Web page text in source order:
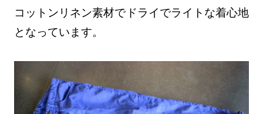
コットンリネン素材でドライでライトな着心地
となっています。